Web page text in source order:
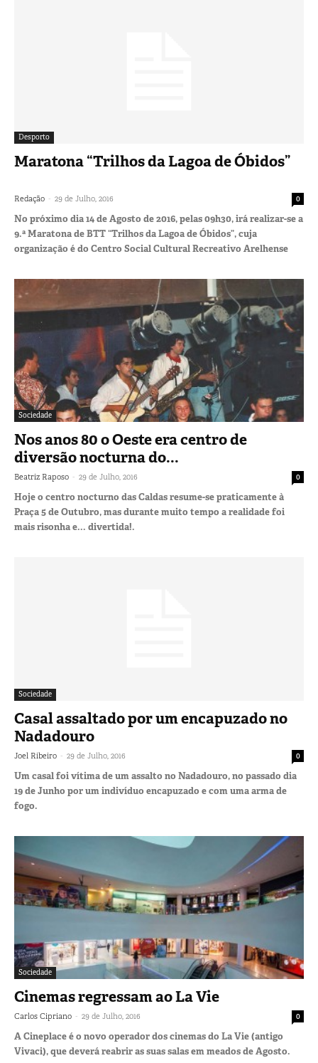
Desporto
Maratona “Trilhos da Lagoa de Óbidos”
Redação - 29 de Julho, 2016 0
No próximo dia 14 de Agosto de 2016, pelas 09h30, irá realizar-se a
9.ª Maratona de BTT “Trilhos da Lagoa de Óbidos”, cuja
organização é do Centro Social Cultural Recreativo Arelhense
Sociedade
Nos anos 80 o Oeste era centro de
diversão nocturna do...
Beatriz Raposo - 29 de Julho, 2016 0
Hoje o centro nocturno das Caldas resume-se praticamente à
Praça 5 de Outubro, mas durante muito tempo a realidade foi
mais risonha e... divertida!.
Sociedade
Casal assaltado por um encapuzado no
Nadadouro
Joel Ribeiro - 29 de Julho, 2016 0
Um casal foi vítima de um assalto no Nadadouro, no passado dia
19 de Junho por um indivíduo encapuzado e com uma arma de
fogo.
Sociedade
Cinemas regressam ao La Vie
Carlos Cipriano - 29 de Julho, 2016 0
A Cineplace é o novo operador dos cinemas do La Vie (antigo
Vivaci), que deverá reabrir as suas salas em meados de Agosto.